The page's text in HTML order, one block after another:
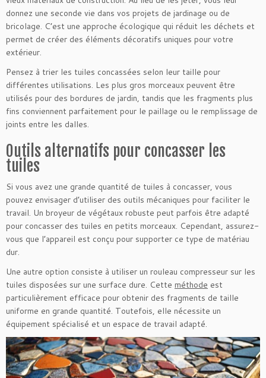
donnez une seconde vie dans vos projets de jardinage ou de
bricolage. C’est une approche écologique qui réduit les déchets et
permet de créer des éléments décoratifs uniques pour votre
extérieur.
Pensez à trier les tuiles concassées selon leur taille pour
différentes utilisations. Les plus gros morceaux peuvent être
utilisés pour des bordures de jardin, tandis que les fragments plus
fins conviennent parfaitement pour le paillage ou le remplissage de
joints entre les dalles.
Outils alternatifs pour concasser les
tuiles
Si vous avez une grande quantité de tuiles à concasser, vous
pouvez envisager d’utiliser des outils mécaniques pour faciliter le
travail. Un broyeur de végétaux robuste peut parfois être adapté
pour concasser des tuiles en petits morceaux. Cependant, assurez-
vous que l’appareil est conçu pour supporter ce type de matériau
dur.
Une autre option consiste à utiliser un rouleau compresseur sur les
tuiles disposées sur une surface dure. Cette méthode est
particulièrement efficace pour obtenir des fragments de taille
uniforme en grande quantité. Toutefois, elle nécessite un
équipement spécialisé et un espace de travail adapté.